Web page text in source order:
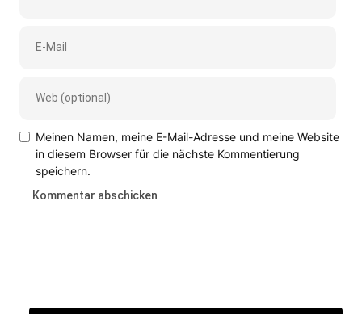
Meinen Namen, meine E-Mail-Adresse und meine Website
in diesem Browser für die nächste Kommentierung
speichern.